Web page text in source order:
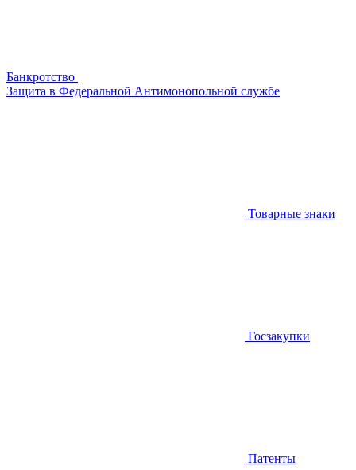
Банкротство
Защита в Федеральной Антимонопольной службе
Товарные знаки
Госзакупки
Патенты